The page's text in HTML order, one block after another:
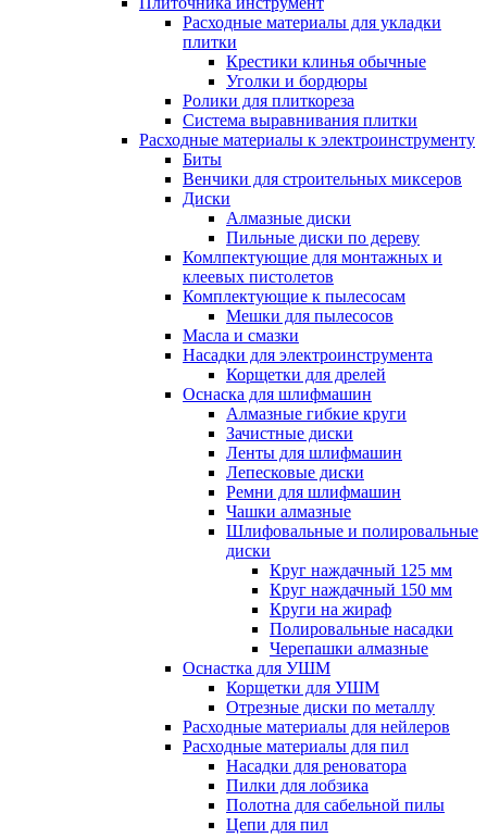
Расходные материалы для укладки
плитки
Крестики клинья обычные
Уголки и бордюры
Ролики для плиткореза
Система выравнивания плитки
Расходные материалы к электроинструменту
Биты
Венчики для строительных миксеров
Диски
Алмазные диски
Пильные диски по дереву
Комлпектующие для монтажных и
клеевых пистолетов
Комплектующие к пылесосам
Мешки для пылесосов
Масла и смазки
Насадки для электроинструмента
Корщетки для дрелей
Оснаска для шлифмашин
Алмазные гибкие круги
Зачистные диски
Ленты для шлифмашин
Лепесковые диски
Ремни для шлифмашин
Чашки алмазные
Шлифовальные и полировальные
диски
Круг наждачный 125 мм
Круг наждачный 150 мм
Круги на жираф
Полировальные насадки
Черепашки алмазные
Оснастка для УШМ
Корщетки для УШМ
Отрезные диски по металлу
Расходные материалы для нейлеров
Расходные материалы для пил
Насадки для реноватора
Пилки для лобзика
Полотна для сабельной пилы
Цепи для пил